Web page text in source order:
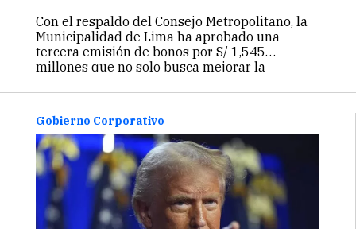
Con el respaldo del Consejo Metropolitano, la
Municipalidad de Lima ha aprobado una
tercera emisión de bonos por S/ 1,545
millones que no solo busca mejorar la
crisis económica silenciosa: la pérdida de
casi…
Gobierno Corporativo